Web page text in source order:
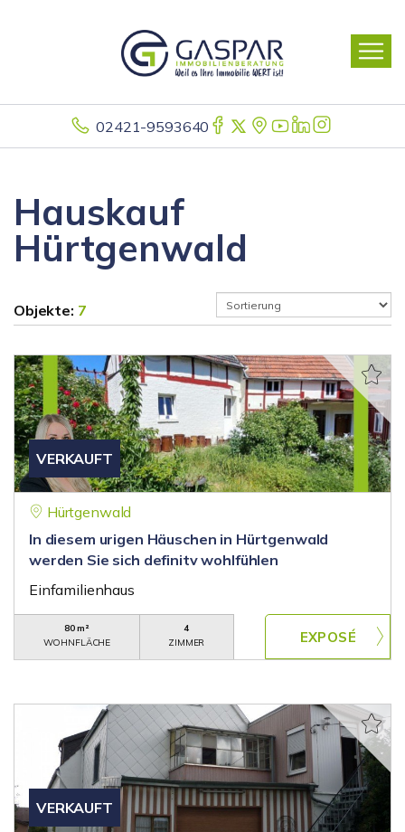
02421-9593640
Hauskauf
Hürtgenwald
Objekte: 7
VERKAUFT
Hürtgenwald
In diesem urigen Häuschen in Hürtgenwald
werden Sie sich definitv wohlfühlen
Einfamilienhaus
80 m²
WOHNFLÄCHE
4
ZIMMER
VERKAUFT